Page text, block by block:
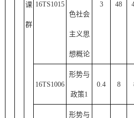
课
群
16TS1015
色社会
主义思
想概论
3 48
16TS1006
形势与
政策1
0.4 8
形势与